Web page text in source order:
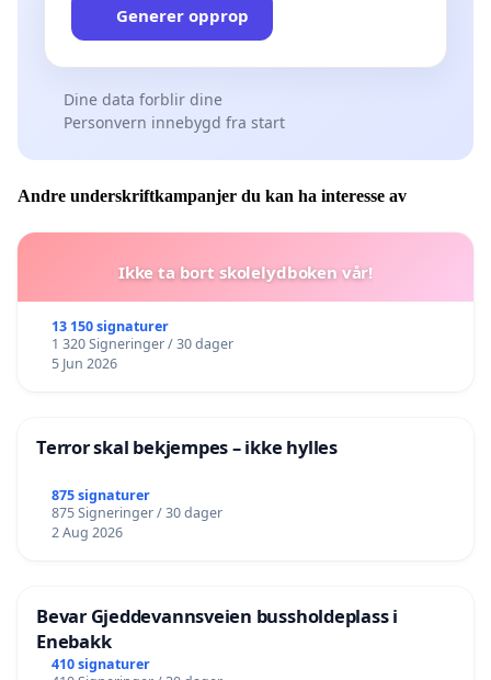
Generer opprop
Dine data forblir dine
Personvern innebygd fra start
Andre underskriftkampanjer du kan ha interesse av
Ikke ta bort skolelydboken vår!
13 150 signaturer
1 320 Signeringer / 30 dager
5 Jun 2026
Terror skal bekjempes – ikke hylles
875 signaturer
875 Signeringer / 30 dager
2 Aug 2026
Bevar Gjeddevannsveien bussholdeplass i
Enebakk
410 signaturer